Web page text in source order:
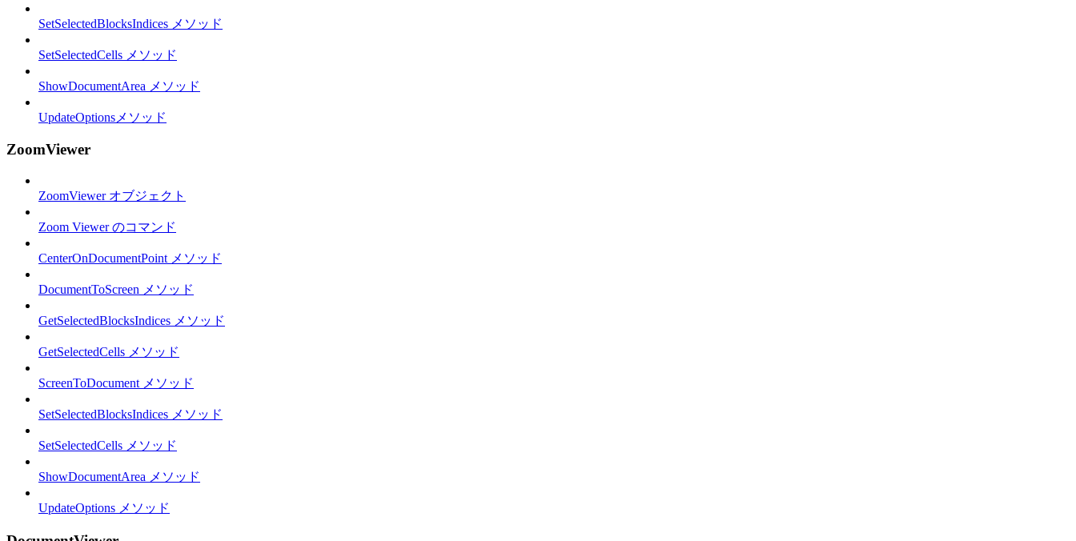
SetSelectedBlocksIndices メソッド
SetSelectedCells メソッド
ShowDocumentArea メソッド
UpdateOptionsメソッド
ZoomViewer
ZoomViewer オブジェクト
Zoom Viewer のコマンド
CenterOnDocumentPoint メソッド
DocumentToScreen メソッド
GetSelectedBlocksIndices メソッド
GetSelectedCells メソッド
ScreenToDocument メソッド
SetSelectedBlocksIndices メソッド
SetSelectedCells メソッド
ShowDocumentArea メソッド
UpdateOptions メソッド